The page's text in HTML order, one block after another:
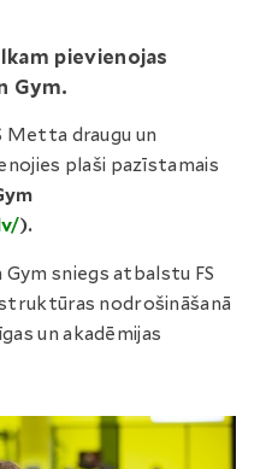
pievienojas
Gym.
Metta draugu un
plaši pazīstamais
).
sniegs atbalstu FS
nodrošināšanā
un akadēmijas